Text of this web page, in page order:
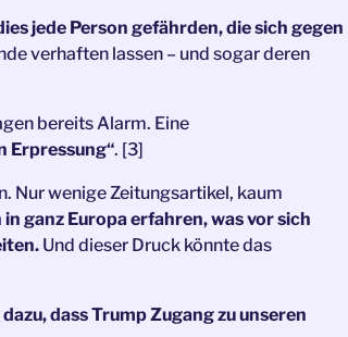
jede Person gefährden, die sich gegen
verhaften lassen – und sogar deren
bereits Alarm. Eine
Erpressung“. [3]
Nur wenige Zeitungsartikel, kaum
ganz Europa erfahren, was vor sich
Und dieser Druck könnte das
dazu, dass Trump Zugang zu unseren